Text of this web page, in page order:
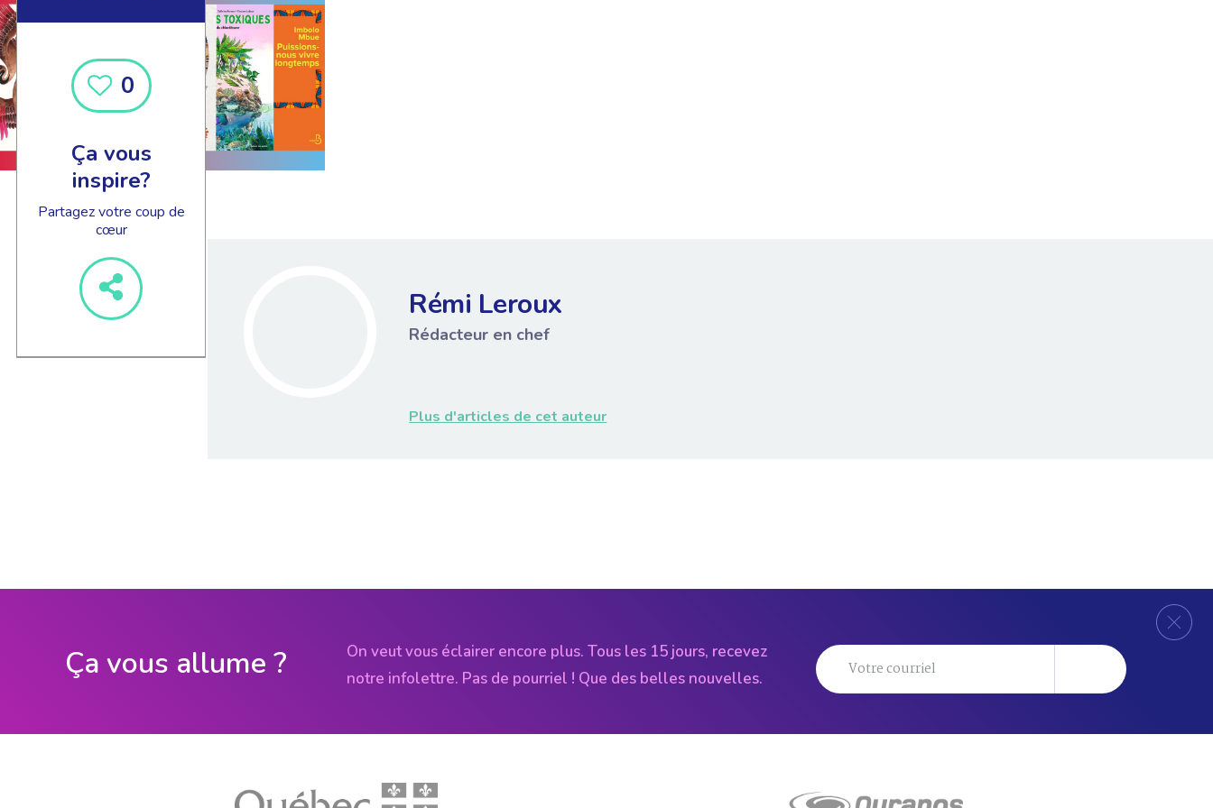
0
Ça vous
inspire?
Partagez votre coup de
cœur
Rémi Leroux
Rédacteur en chef
Plus d'articles de cet auteur
Ça vous allume ?
On veut vous éclairer encore plus. Tous les 15 jours, recevez
notre infolettre. Pas de pourriel ! Que des belles nouvelles.